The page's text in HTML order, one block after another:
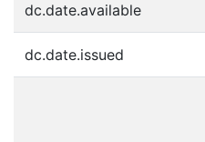
dc.date.available
dc.date.issued